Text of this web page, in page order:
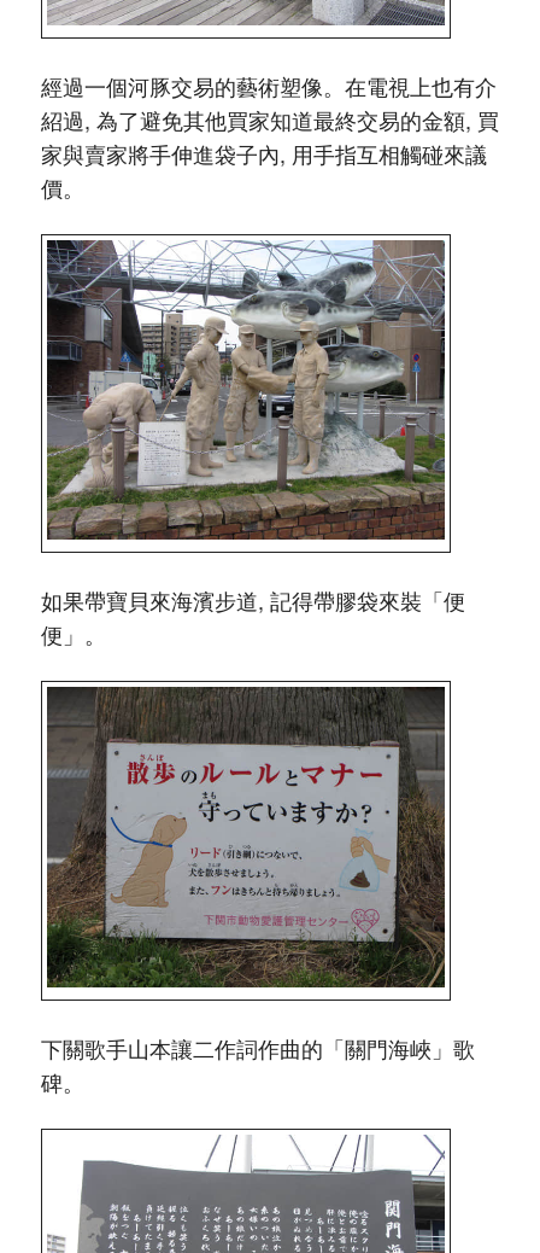
經過一個河豚交易的藝術塑像。在電視上也有介
紹過, 為了避免其他買家知道最終交易的金額, 買
家與賣家將手伸進袋子內, 用手指互相觸碰來議
價。
如果帶寶貝來海濱步道, 記得帶膠袋來裝「便
便」。
下關歌手山本讓二作詞作曲的「關門海峽」歌
碑。